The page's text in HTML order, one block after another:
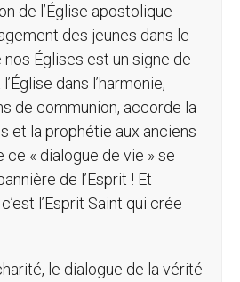
de l’Église apostolique
des jeunes dans le
Églises est un signe de
dans l’harmonie,
de communion, accorde la
et la prophétie aux anciens
ce « dialogue de vie » se
de l’Esprit ! Et
l’Esprit Saint qui crée
le dialogue de la vérité